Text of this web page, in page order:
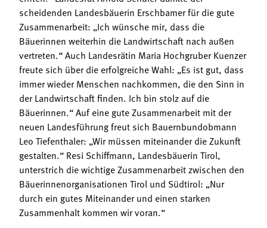
scheidenden Landesbäuerin Erschbamer für die gute
Zusammenarbeit: „Ich wünsche mir, dass die
Bäuerinnen weiterhin die Landwirtschaft nach außen
vertreten.“ Auch Landesrätin Maria Hochgruber Kuenzer
freute sich über die erfolgreiche Wahl: „Es ist gut, dass
immer wieder Menschen nachkommen, die den Sinn in
der Landwirtschaft finden. Ich bin stolz auf die
Bäuerinnen.“ Auf eine gute Zusammenarbeit mit der
neuen Landesführung freut sich Bauernbundobmann
Leo Tiefenthaler: „Wir müssen miteinander die Zukunft
gestalten.“ Resi Schiffmann, Landesbäuerin Tirol,
unterstrich die wichtige Zusammenarbeit zwischen den
Bäuerinnenorganisationen Tirol und Südtirol: „Nur
durch ein gutes Miteinander und einen starken
Zusammenhalt kommen wir voran.“